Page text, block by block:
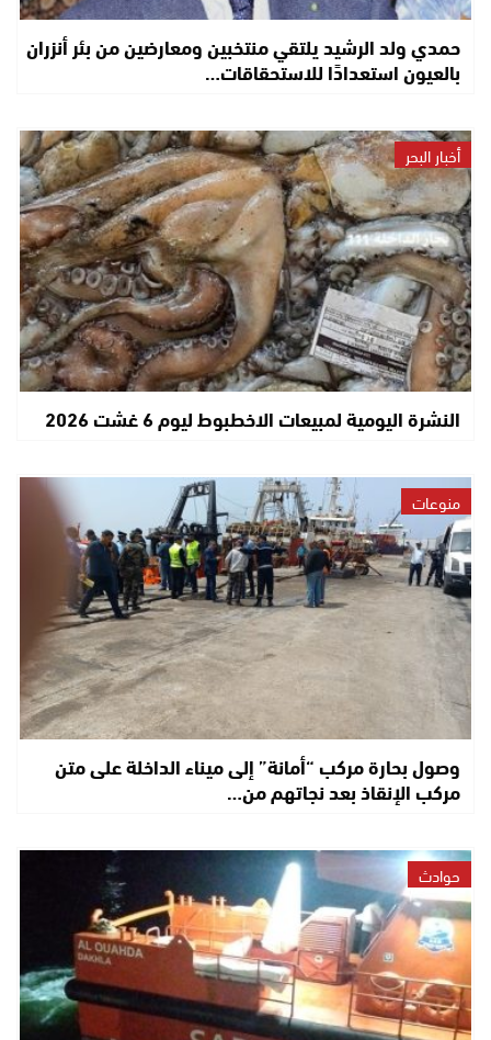
حمدي ولد الرشيد يلتقي منتخبين ومعارضين من بئر أنزران
بالعيون استعدادًا للاستحقاقات…
أخبار البحر
النشرة اليومية لمبيعات الاخطبوط ليوم 6 غشت 2026
منوعات
وصول بحارة مركب “أمانة” إلى ميناء الداخلة على متن
مركب الإنقاذ بعد نجاتهم من…
حوادث